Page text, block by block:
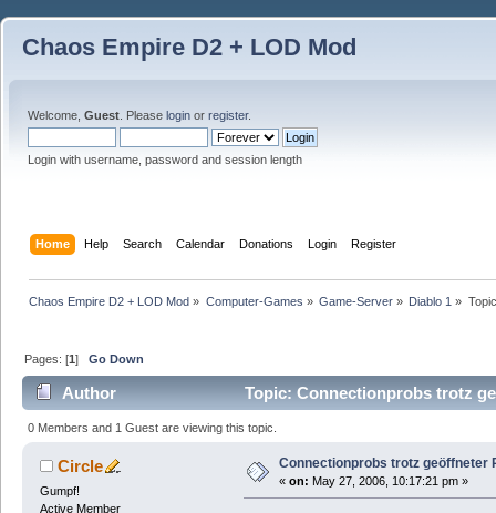
Chaos Empire D2 + LOD Mod
Welcome, Guest . Please login or register.
Login with username, password and session length
Home Help Search Calendar Donations Login Register
Chaos Empire D2 + LOD Mod » Computer-Games » Game-Server» Diablo 1 »
Pages: [1]Go Down
Author Topic: Connectionprobs trotz
0 Members and 1 Guest are viewing this topic.
Circle
Gumpf!
Active Member
Connectionprobs trotz geöffneter
« on: May 27, 2006, 10:17:21 pm »